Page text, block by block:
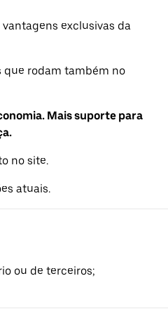
exclusivas da
que rodam também no
Mais suporte para
no site.
atuais.
ou de terceiros;